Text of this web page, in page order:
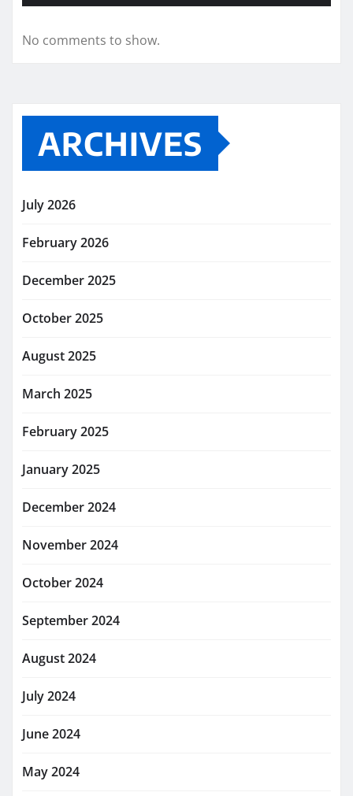
No comments to show.
ARCHIVES
July 2026
February 2026
December 2025
October 2025
August 2025
March 2025
February 2025
January 2025
December 2024
November 2024
October 2024
September 2024
August 2024
July 2024
June 2024
May 2024